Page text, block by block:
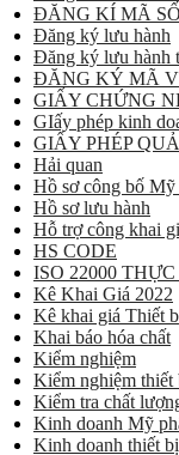
ĐĂNG KÍ MÃ
Đăng ký lưu hành
Đăng ký lưu hành
ĐĂNG KÝ MÃ
GIẤY CHỨNG
GIấy phép kinh
GIẤY PHÉP
Hải quan
Hồ sơ công bố Mỹ
Hồ sơ lưu hành
Hỗ trợ công khai
HS CODE
ISO 22000
Kê Khai Giá 2022
Kê khai giá Thiết
Khai báo hóa chất
Kiểm nghiệm
Kiểm nghiệm
Kiểm tra chất
Kinh doanh Mỹ
Kinh doanh thiết